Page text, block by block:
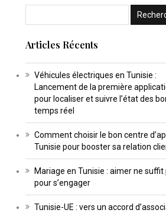
Articles Récents
Véhicules électriques en Tunisie :
Lancement de la première
pour localiser et suivre l’état des
temps réel
Comment choisir le bon centre
Tunisie pour booster sa relation
Mariage en Tunisie : aimer ne suffit
pour s’engager
Tunisie-UE : vers un accord